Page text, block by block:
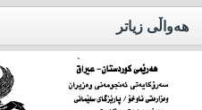
هه‌واڵی زیاتر